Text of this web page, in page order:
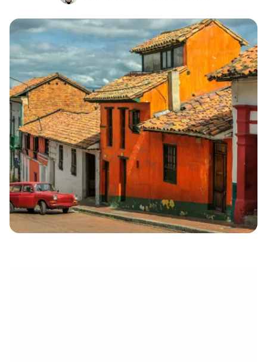
Continuar com o Facebook
Continuar com o correio
eletrónico